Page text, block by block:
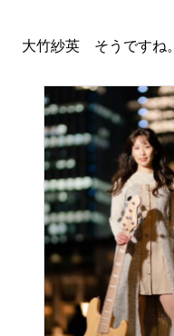
大竹紗英 そうですね。